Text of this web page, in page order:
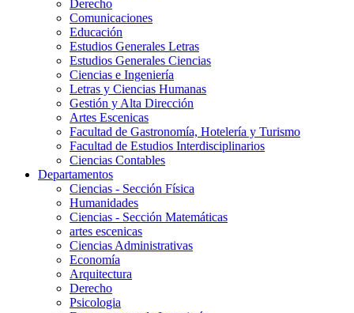
Derecho
Comunicaciones
Educación
Estudios Generales Letras
Estudios Generales Ciencias
Ciencias e Ingeniería
Letras y Ciencias Humanas
Gestión y Alta Dirección
Artes Escenicas
Facultad de Gastronomía, Hotelería y Turismo
Facultad de Estudios Interdisciplinarios
Ciencias Contables
Departamentos
Ciencias - Sección Física
Humanidades
Ciencias - Sección Matemáticas
artes escenicas
Ciencias Administrativas
Economía
Arquitectura
Derecho
Psicologia